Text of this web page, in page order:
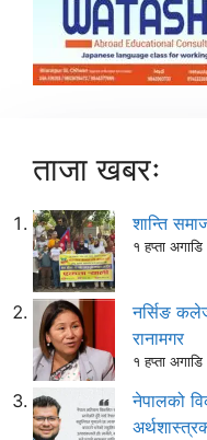
ताजा खबरः
शान्ति
१ हप्ता अगाडि
नर्सिङ
रानामगर
१ हप्ता अगाडि
नेपालको